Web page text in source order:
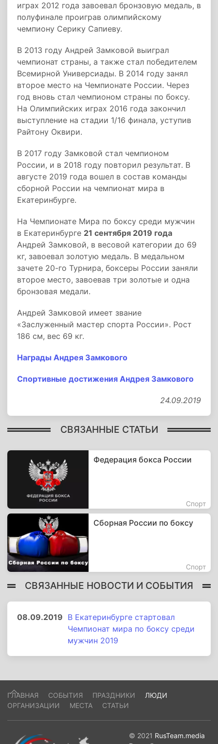
играх 2012 года завоевал бронзовую медаль, в
полуфинале проиграв олимпийскому
чемпиону Серику Сапиеву.
В 2013 году Андрей Замковой выиграл
чемпионат страны, а также стал победителем
Всемирной Универсиады. В 2014 году занял
второе место на Чемпионате России. Через
год вновь стал чемпионом страны по боксу.
На Олимпийских играх 2016 года закончил
выступление на стадии 1/16 финала, уступив
Райтону Оквири.
В 2017 году Замковой стал чемпионом
России, и в 2018 году повторил результат. В
августе 2019 года вошел в состав команды
сборной России на чемпионат мира в
Екатеринбурге.
На Чемпионате Мира по боксу среди мужчин
в Екатеринбурге 21 сентября 2019 года
Андрей Замковой, в весовой категории до 69
кг, завоевал золотую медаль. В медальном
зачете 20-го Турнира, боксеры России заняли
второе место, завоевав три золотые и одна
бронзовая медали.
Андрей Замковой имеет звание
«Заслуженный мастер спорта России». Рост
186 см, вес 69 кг.
Награды Андрея Замкового
Спортивные достижения Андрея Замкового
24.09.2019
СВЯЗАННЫЕ СТАТЬИ
Федерация бокса России
Спорт
Сборная России по боксу
Спорт
СВЯЗАННЫЕ НОВОСТИ И СОБЫТИЯ
08.09.2019 В Екатеринбурге стартовал
Чемпионат мира по боксу среди
мужчин 2019
ГЛАВНАЯ СОБЫТИЯ ПРАЗДНИКИ
ЛЮДИ
ОРГАНИЗАЦИИ
МЕСТА СТАТЬИ
© 2021 RusTeam.media